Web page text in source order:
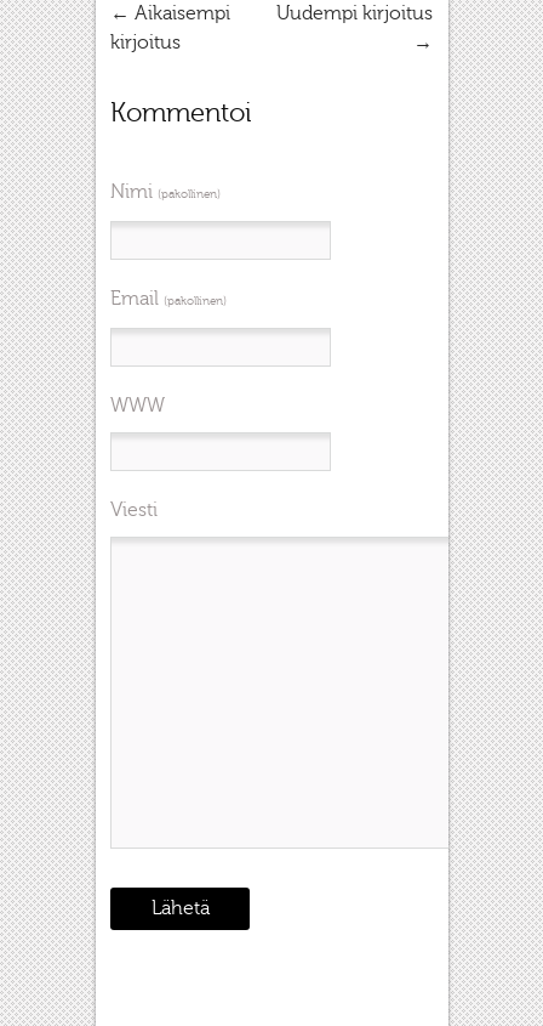
← Aikaisempi
kirjoitus
Uudempi kirjoitus
→
Kommentoi
Nimi (pakollinen)
Email (pakollinen)
WWW
Viesti